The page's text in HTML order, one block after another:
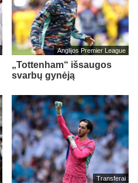
Anglijos Premier League
„Tottenham“ išsaugos
svarbų gynėją
Transferai